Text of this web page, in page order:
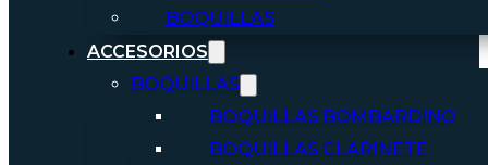
BOQUILLAS
ACCESORIOS
BOQUILLAS
BOQUILLAS BOMBARDINO
BOQUILLAS CLARINETE